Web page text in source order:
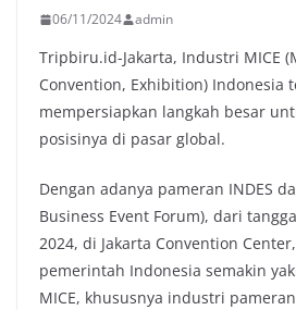
06/11/2024 admin
Tripbiru.id-Jakarta, Industri MICE
Convention, Exhibition) Indonesia
mempersiapkan langkah besar
posisinya di pasar global.
Dengan adanya pameran INDES
Business Event Forum), dari
2024, di Jakarta Convention
pemerintah Indonesia semakin
MICE, khususnya industri